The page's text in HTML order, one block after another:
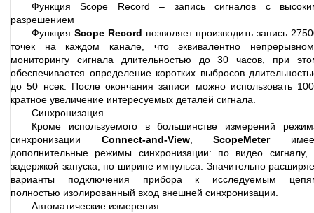
Функция Scope Record – запись сигналов с
разрешением
Функция Scope Record позволяет производить запись
точек на каждом канале, что эквивалентно
мониторингу сигнала длительностью до 30 часов, при
обеспечивается определение коротких выбросов
до 50 нсек. После окончания записи можно использовать
кратное увеличение интересуемых деталей сигнала.
Синхронизация
Кроме используемого в большинстве измерений
синхронизации Connect-and-View,ScopeMeter
дополнительные режимы синхронизации: по видео сигналу,
задержкой запуска, по ширине импульса. Значительно
варианты подключения прибора к исследуемым
полностью изолированный вход внешней синхронизации.
Автоматические измерения